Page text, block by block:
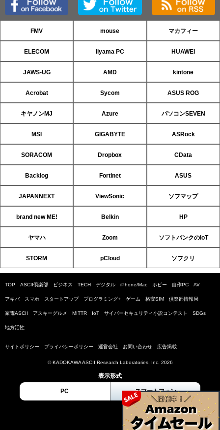
FMV mouse マカフィー
ELECOM iiyama PC HUAWEI
JAWS-UG AMD kintone
Acrobat Sycom ASUS ROG
キヤノンMJ Azure パソコンSEVEN
MSI GIGABYTE ASRock
SORACOM Dropbox CData
Backlog Fortinet ASUS
JAPANNEXT ViewSonic ソフマップ
brand new ME! Belkin HP
ヤマハ Zoom ソフトバンクのIoT
STORM pCloud ソフクリ
TOP ASCII倶楽部 ビジネス TECH デジタル iPhone/Mac ホビー 自作PC AV
アキバ スマホ スタートアップ プログラミング+ ゲーム 格安SIM 倶楽部情報局
家電ASCII アスキーグルメ MITTR IoT サイバーセキュリティ小説コンテスト SDGs
地方活性
サイトポリシー プライバシーポリシー 運営会社 お問い合わせ 広告掲載
© KADOKAWA ASCII Research Laboratories, Inc. 2026
表示形式
PC スマートフォン